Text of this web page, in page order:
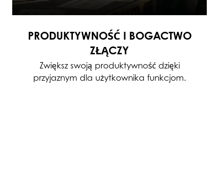
PRODUKTYWNOŚĆ I BOGACTWO
ZŁĄCZY
Zwiększ swoją produktywność dzięki
przyjaznym dla użytkownika funkcjom.